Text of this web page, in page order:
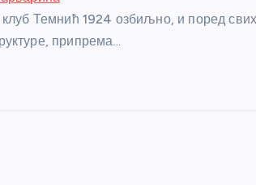
Темнић 1924 озбиљно, и поред
припрема…